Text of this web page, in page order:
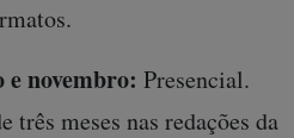
novembro: Presencial.
três meses nas redações da